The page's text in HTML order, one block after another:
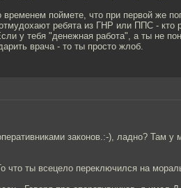
поймете, что при первой же
ребята из ГНР или ППС - кто
у тебя "денежная работа", а ты не
врача - то ты просто жлоб.
законов.:-), ладно? Там
что ты всецело переключился на